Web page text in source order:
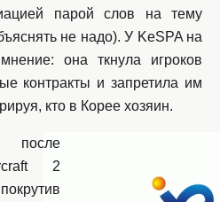
парой слов на тему
не надо). У KeSPA на
она ткнула игроков
контракты и запретила им
кто в Корее хозяин.
после
2